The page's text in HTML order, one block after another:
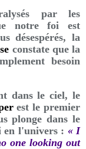
par les
notre foi est
désespérés, la
constate que la
besoin
dans le ciel, le
est le premier
plonge dans le
en l'univers : « I
one looking out